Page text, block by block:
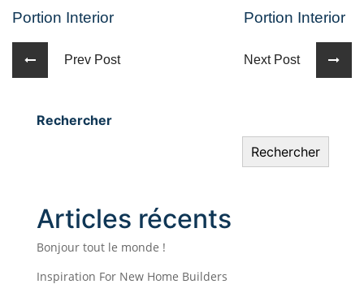
Portion Interior
Prev Post
Portion Interior
Next Post
Rechercher
Rechercher
Articles récents
Bonjour tout le monde !
Inspiration For New Home Builders